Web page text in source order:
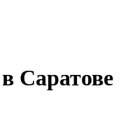
Саратове